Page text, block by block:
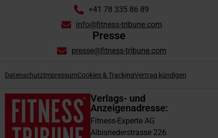
Verlags- und
Anzeigenadresse:
Fitness-Experte AG
Albisriederstrasse 226
+41 78 335 86 89
info@fitness-tribune.com
Presse
presse@fitness-tribune.com
DatenschutzImpressumCookies & TrackingVertrag kündigen